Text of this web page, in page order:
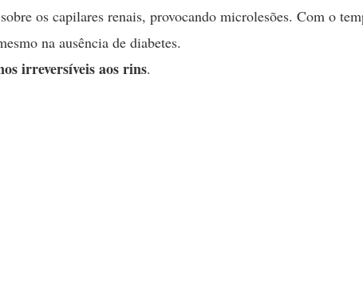
os capilares renais, provocando microlesões. Com o
na ausência de diabetes.
irreversíveis aos rins.